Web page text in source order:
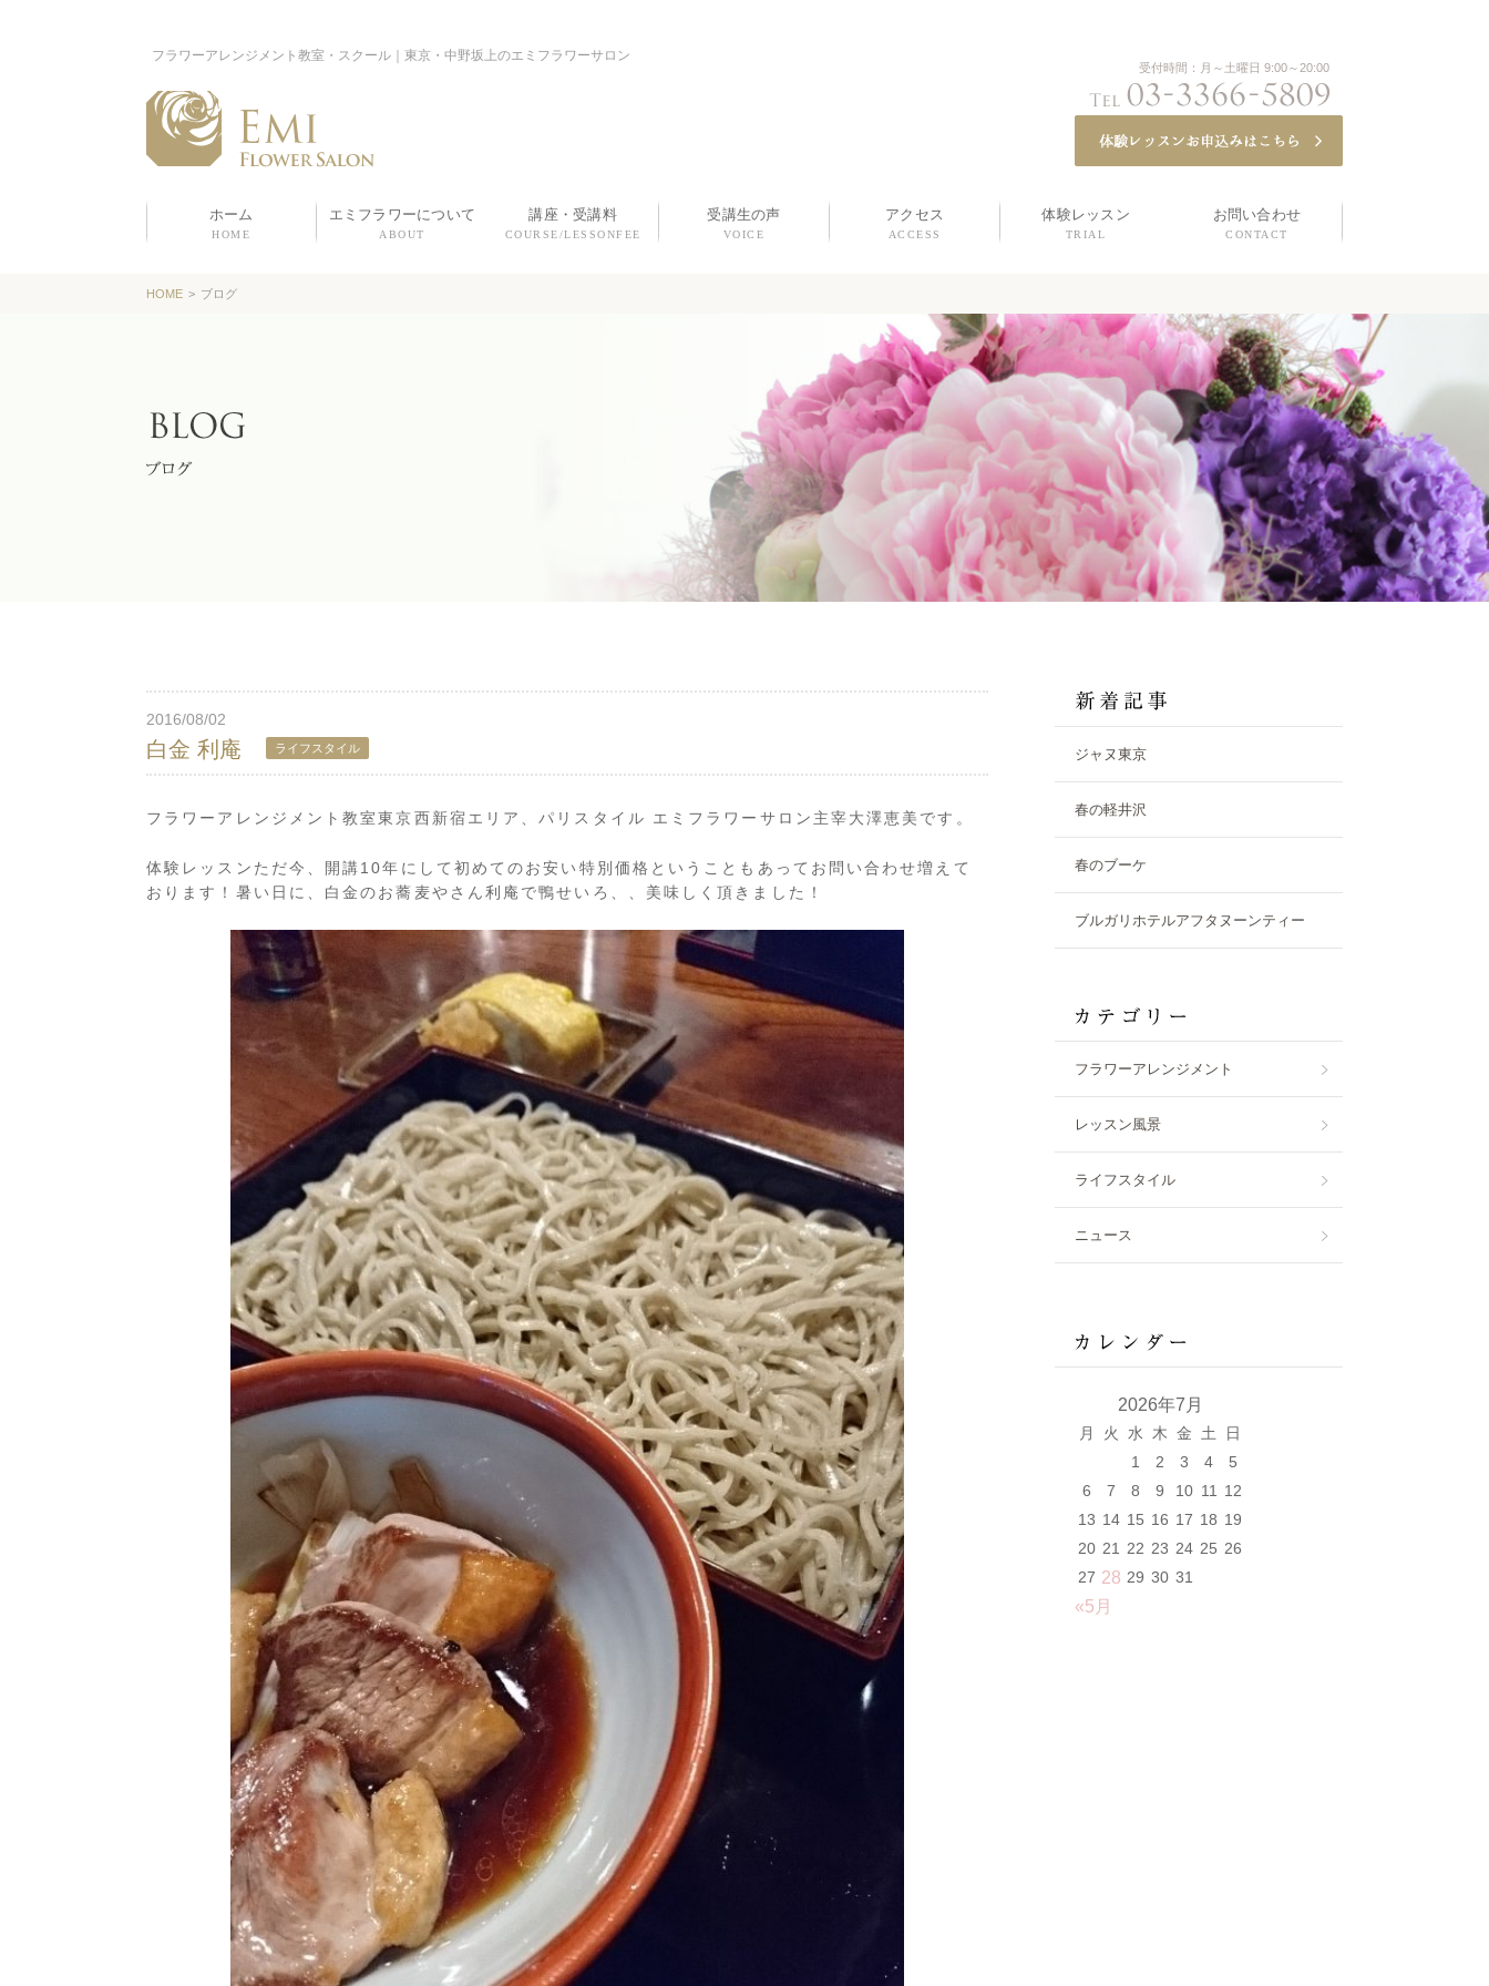
フラワーアレンジメント教室・スクール｜東京・中野坂上のエミフラワーサロン
受付時間：月～土曜日 9:00～20:00
ホーム
HOME
エミフラワーについて
ABOUT
講座・受講料
COURSE/LESSONFEE
受講生の声
VOICE
アクセス
ACCESS
体験レッスン
TRIAL
お問い合わせ
CONTACT
HOME > ブログ
2016/08/02
白金 利庵 ライフスタイル
フラワーアレンジメント教室東京西新宿エリア、パリスタイル エミフラワーサロン主宰大澤恵美です。
体験レッスンただ今、開講10年にして初めてのお安い特別価格ということもあってお問い合わせ増えて
おります！暑い日に、白金のお蕎麦やさん利庵で鴨せいろ、、美味しく頂きました！
ジャヌ東京
春の軽井沢
春のブーケ
ブルガリホテルアフタヌーンティー
フラワーアレンジメント
レッスン風景
ライフスタイル
ニュース
2026年7月
月 火 水 木 金 土
日
1
2 3 4
5
6
7 8 9 10 11
12
13 14 15 16 17 18 19
20 21 22 23 24 25 26
27 28 29 30 31
«5月